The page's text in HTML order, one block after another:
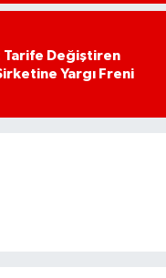
Tarife Değiştiren
Yargı Freni